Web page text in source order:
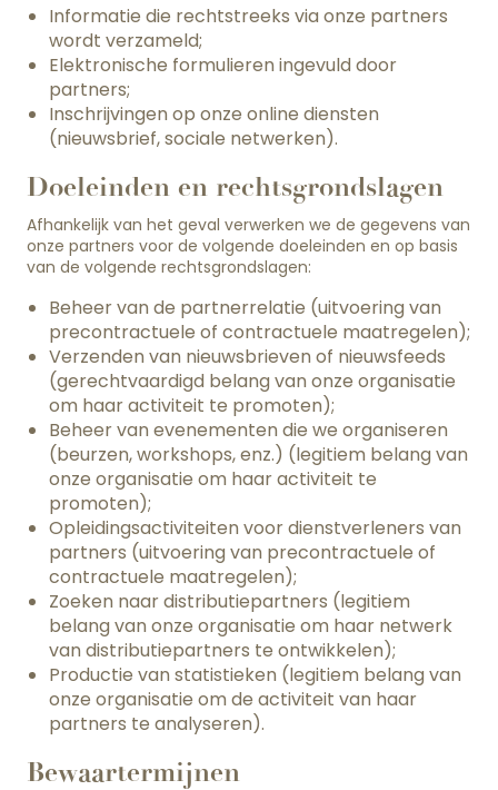
Informatie die rechtstreeks via onze partners
wordt verzameld;
Elektronische formulieren ingevuld door
partners;
Inschrijvingen op onze online diensten
(nieuwsbrief, sociale netwerken).
Doeleinden en rechtsgrondslagen
Afhankelijk van het geval verwerken we de gegevens van
onze partners voor de volgende doeleinden en op basis
van de volgende rechtsgrondslagen:
Beheer van de partnerrelatie (uitvoering van
precontractuele of contractuele maatregelen);
Verzenden van nieuwsbrieven of nieuwsfeeds
(gerechtvaardigd belang van onze organisatie
om haar activiteit te promoten);
Beheer van evenementen die we organiseren
(beurzen, workshops, enz.) (legitiem belang van
onze organisatie om haar activiteit te
promoten);
Opleidingsactiviteiten voor dienstverleners van
partners (uitvoering van precontractuele of
contractuele maatregelen);
Zoeken naar distributiepartners (legitiem
belang van onze organisatie om haar netwerk
van distributiepartners te ontwikkelen);
Productie van statistieken (legitiem belang van
onze organisatie om de activiteit van haar
partners te analyseren).
Bewaartermijnen